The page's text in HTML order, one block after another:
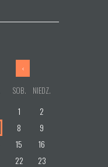
SOB. NIEDZ.
1
2
8
9
15
16
22
23